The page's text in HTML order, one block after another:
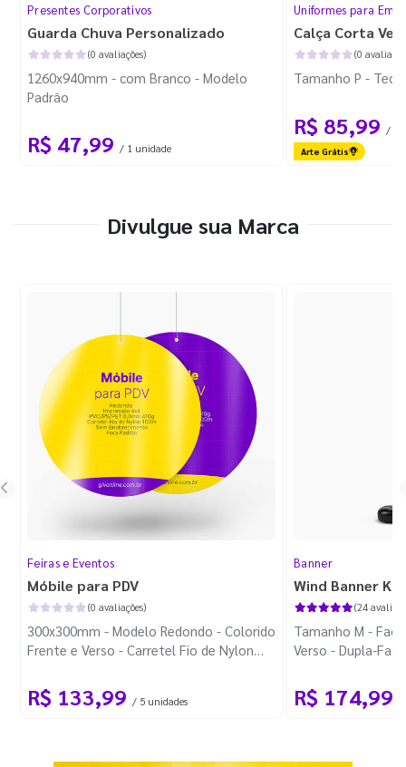
Presentes Corporativos
Guarda Chuva Personalizado
(0 avaliações)
1260x940mm - com Branco - Modelo
Padrão
R$ 47,99 / 1 unidade
Uniformes para
Calça Corta
(0
Tamanho P -
R$ 85,99 / 1
Arte Grátis
Divulgue sua Marca
Feiras e Eventos
Móbile para PDV
(0 avaliações)
300x300mm - Modelo Redondo - Colorido
Frente e Verso - Carretel Fio de Nylon
R$ 133,99 / 5 unidades
Banner
Wind Banner
(24
Tamanho M -
Verso - Dupla-
R$ 174,99